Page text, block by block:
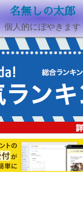
名無しの太郎
個人的にぼやきます